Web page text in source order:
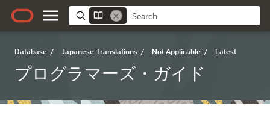
Database / Japanese Translations / Not Applicable / Latest
プログラマーズ・ガイド